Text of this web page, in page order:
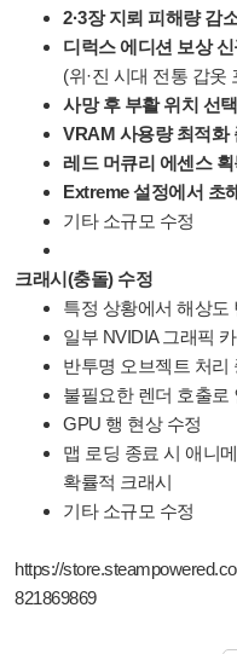
2·3장 지뢰 피해량 감
디럭스 에디션 보상
(위·진 시대 전통 갑옷
사망 후 부활 위치 선
VRAM 사용량 최적화
레드 머큐리 에센스
Extreme 설정에서 초
기타 소규모 수정
크래시(충돌) 수정
특정 상황에서 해상도
일부 NVIDIA 그래픽
반투명 오브젝트 처리
불필요한 렌더 호출로
GPU 행 현상 수정
맵 로딩 종료 시 애니
확률적 크래시
기타 소규모 수정
https://
821869869